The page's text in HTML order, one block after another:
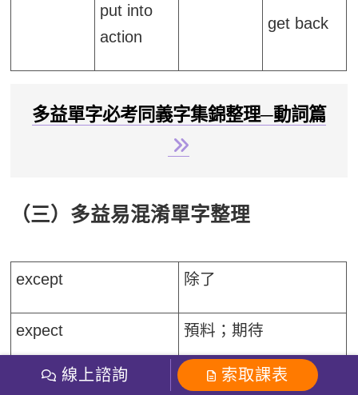
put into
action
get back
多益單字必考同義字集錦整理─動詞篇
（三）多益易混淆單字整理
except 除了
expect 預料；期待
線上諮詢 索取課表